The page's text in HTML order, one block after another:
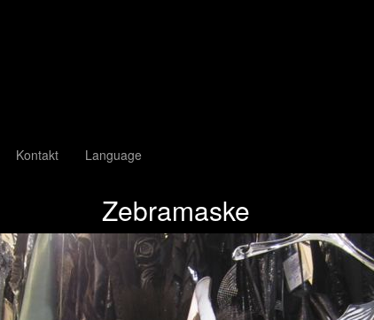
Kontakt Language
Zebramaske